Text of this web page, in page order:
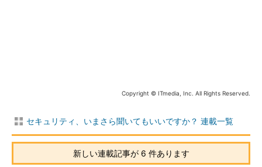
Webサイトを閲覧するときの通信方式の一つに、
Copyright © ITmedia, Inc. All Rights Reserved.
セキュリティ、いまさら聞いてもいいですか？ 連載一覧
新しい連載記事が 6 件あります